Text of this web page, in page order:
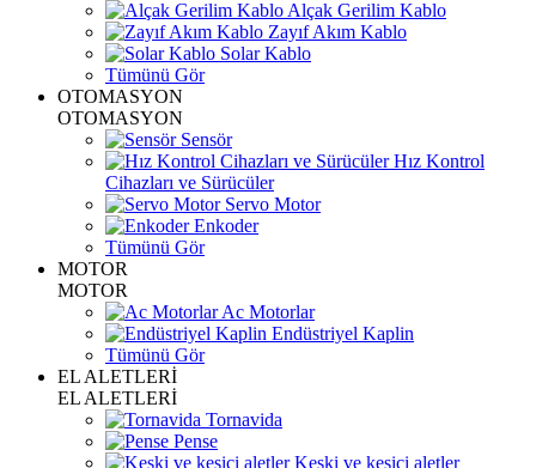
Alçak Gerilim Kablo
Zayıf Akım Kablo
Solar Kablo
Tümünü Gör
OTOMASYON
OTOMASYON
Sensör
Hız Kontrol
Cihazları ve Sürücüler
Servo Motor
Enkoder
Tümünü Gör
MOTOR
MOTOR
Ac Motorlar
Endüstriyel Kaplin
Tümünü Gör
EL ALETLERİ
EL ALETLERİ
Tornavida
Pense
Keski ve kesici aletler